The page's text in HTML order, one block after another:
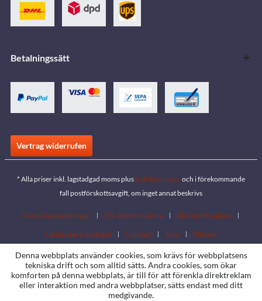
Betalningssätt
Vertrag widerrufen
* Alla priser inkl. lagstadgad moms plusfraktkostnaderoch i förekommande
fall postförskottsavgift, om inget annat beskrivs
Gratis nedladdningar Sök återförsäljare
Bli återförsäljare
Ladda ner kataloger
Contact Jobs Platser
Denna webbplats använder cookies, som krävs för webbplatsens
tekniska drift och som alltid sätts. Andra cookies, som ökar
komforten på denna webbplats, är till för att förenkla direktreklam
eller interaktion med andra webbplatser, sätts endast med ditt
medgivande.